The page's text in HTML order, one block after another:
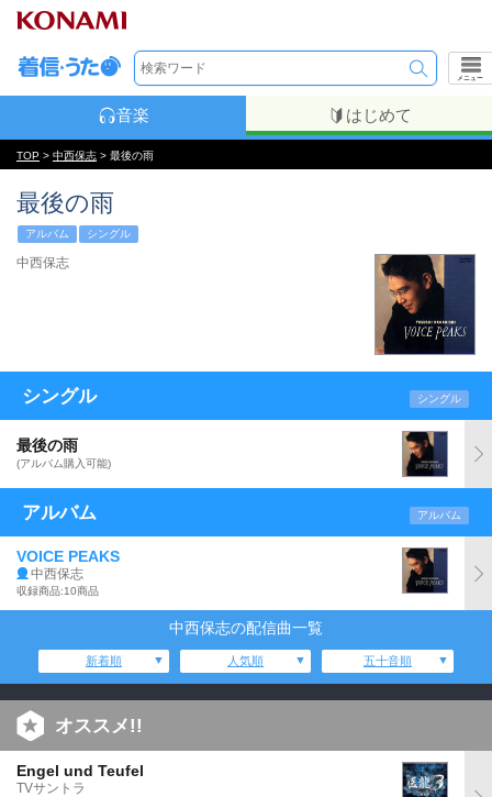
メニュー
音楽 はじめて
TOP > 中西保志 > 最後の雨
最後の雨
アルバム シングル
中西保志
シングル シングル
最後の雨
(アルバム購入可能)
アルバム アルバム
VOICE PEAKS
中西保志
収録商品:10商品
中西保志の配信曲一覧
新着順 人気順 五十音順
オススメ!!
Engel und Teufel
TVサントラ